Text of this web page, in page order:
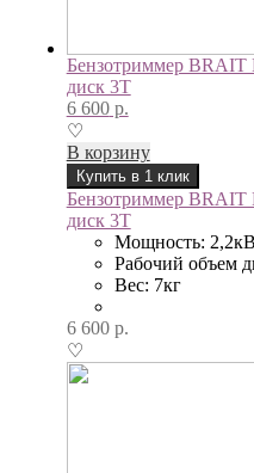
Бензотриммер BRAIT
диск 3Т
6 600р.
♡
В корзину
Купить в 1 клик
Бензотриммер BRAIT
диск 3Т
Мощность:
Рабочий объем
Вес: 7кг
6 600р.
♡